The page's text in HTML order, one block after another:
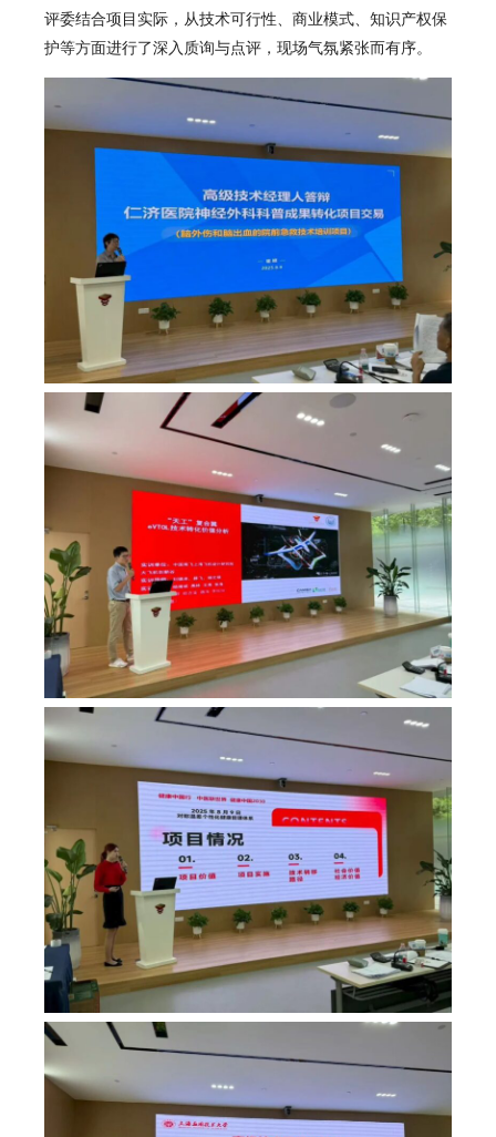
评委结合项目实际，从技术可行性、商业模式、知识产权保
护等方面进行了深入质询与点评，现场气氛紧张而有序。